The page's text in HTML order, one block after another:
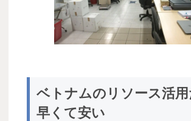
ベトナムのリソース活用
早くて安い